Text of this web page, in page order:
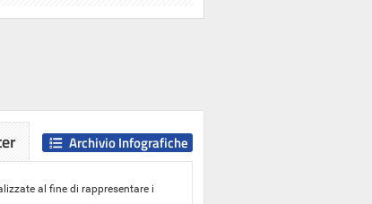
al fine di rappresentare i
Archivio Infografiche